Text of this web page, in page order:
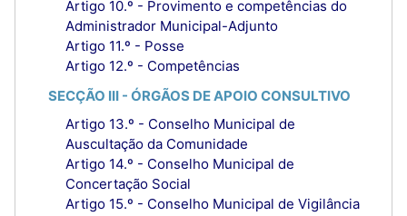
Artigo 10.º - Provimento e competências do
Administrador Municipal-Adjunto
Artigo 11.º - Posse
Artigo 12.º - Competências
SECÇÃO III - ÓRGÃOS DE APOIO CONSULTIVO
Artigo 13.º - Conselho Municipal de
Auscultação da Comunidade
Artigo 14.º - Conselho Municipal de
Concertação Social
Artigo 15.º - Conselho Municipal de Vigilância